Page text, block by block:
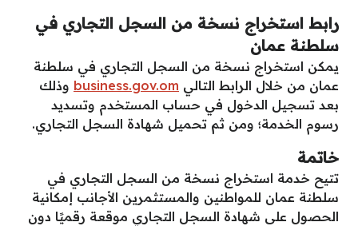
رابط استخراج نسخة من السجل التجاري في
سلطنة عمان
يمكن استخراج نسخة من السجل التجاري في سلطنة
عمان من خلال الرابط التالي business.gov.om وذلك
بعد تسجيل الدخول في حساب المستخدم وتسديد
رسوم الخدمة؛ ومن ثم تحميل شهادة السجل التجاري.
خاتمة
تتيح خدمة استخراج نسخة من السجل التجاري في
سلطنة عمان للمواطنين والمستثمرين الأجانب إمكانية
الحصول على شهادة السجل التجاري موقعة رقميًا دون